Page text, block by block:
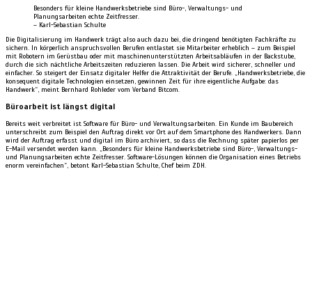
Besonders für kleine Handwerksbetriebe sind Büro-, Verwaltungs- und
Planungsarbeiten echte Zeitfresser.
– Karl-Sebastian Schulte
Die Digitalisierung im Handwerk trägt also auch dazu bei, die dringend benötigten Fachkräfte zu
sichern. In körperlich anspruchsvollen Berufen entlastet sie Mitarbeiter erheblich – zum Beispiel
mit Robotern im Gerüstbau oder mit maschinenunterstützten Arbeitsabläufen in der Backstube,
durch die sich nächtliche Arbeitszeiten reduzieren lassen. Die Arbeit wird sicherer, schneller und
einfacher. So steigert der Einsatz digitaler Helfer die Attraktivität der Berufe. „Handwerksbetriebe, die
konsequent digitale Technologien einsetzen, gewinnen Zeit für ihre eigentliche Aufgabe: das
Handwerk“, meint Bernhard Rohleder vom Verband Bitcom.
Büroarbeit ist längst digital
Bereits weit verbreitet ist Software für Büro- und Verwaltungsarbeiten. Ein Kunde im Baubereich
unterschreibt zum Beispiel den Auftrag direkt vor Ort auf dem Smartphone des Handwerkers. Dann
wird der Auftrag erfasst und digital im Büro archiviert, so dass die Rechnung später papierlos per
E-Mail versendet werden kann. „Besonders für kleine Handwerksbetriebe sind Büro-, Verwaltungs-
und Planungsarbeiten echte Zeitfresser. Software-Lösungen können die Organisation eines Betriebs
enorm vereinfachen“, betont Karl-Sebastian Schulte, Chef beim ZDH.